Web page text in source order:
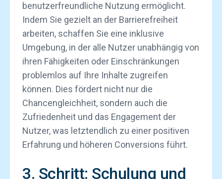
benutzerfreundliche Nutzung ermöglicht.
Indem Sie gezielt an der Barrierefreiheit
arbeiten, schaffen Sie eine inklusive
Umgebung, in der alle Nutzer unabhängig von
ihren Fähigkeiten oder Einschränkungen
problemlos auf Ihre Inhalte zugreifen
können. Dies fördert nicht nur die
Chancengleichheit, sondern auch die
Zufriedenheit und das Engagement der
Nutzer, was letztendlich zu einer positiven
Erfahrung und höheren Conversions führt.
3. Schritt: Schulung und